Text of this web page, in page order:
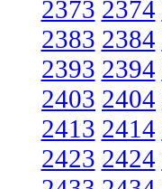
2373 2374
2383 2384
2393 2394
2403 2404
2413 2414
2423 2424